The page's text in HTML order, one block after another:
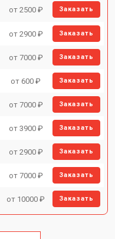
от 2500 ₽ Заказать
от 2900 ₽ Заказать
от 7000 ₽ Заказать
от 600 ₽ Заказать
от 7000 ₽ Заказать
от 3900 ₽ Заказать
от 2900 ₽ Заказать
от 7000 ₽ Заказать
от 10000 ₽ Заказать